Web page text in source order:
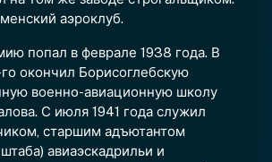
аэроклуб.
попал в феврале 1938 года. В
окончил Борисоглебскую
военнo-авиационную школу
С июля 1941 года служил
старшим адъютантом
авиаэскадрильи и